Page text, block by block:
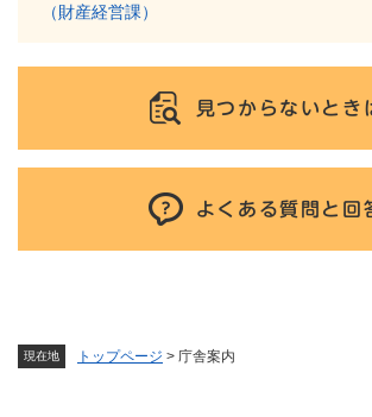
現在地 トップページ > 庁舎案内
（財産経営課）
見つからないとき
よくある質問と回